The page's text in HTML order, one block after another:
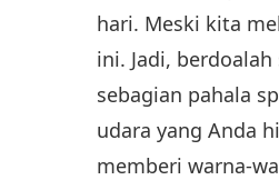
hari. Meski kita
ini. Jadi,
sebagian pahala
udara yang Anda
memberi warna-